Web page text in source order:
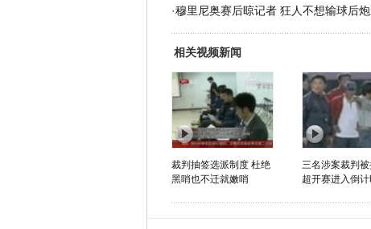
·穆里尼奥赛后晾记者 狂人不想输球后
相关视频新闻
裁判抽签选派制度 杜绝
黑哨也不迁就嫩哨
三名涉案裁判被
超开赛进入倒计